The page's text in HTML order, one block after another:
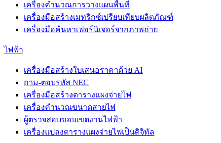
เครื่องคำนวณการวางแผนพื้นที่
เครื่องมือสร้างเมทริกซ์เปรียบเทียบผลิตภัณฑ์
เครื่องมือค้นหาเฟอร์นิเจอร์จากภาพถ่าย
ไฟฟ้า
เครื่องมือสร้างใบเสนอราคาด้วย AI
ถาม-ตอบรหัส NEC
เครื่องมือสร้างตารางแผงจ่ายไฟ
เครื่องคำนวณขนาดสายไฟ
ผู้ตรวจสอบขอบเขตงานไฟฟ้า
เครื่องแปลงตารางแผงจ่ายไฟเป็นดิจิทัล